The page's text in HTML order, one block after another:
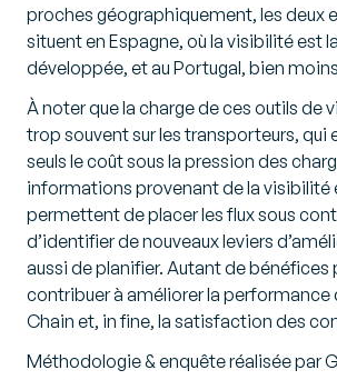
proches géographiquement, les deux
situent en Espagne, où la visibilité est
développée, et au Portugal, bien
À noter que la charge de ces outils de
trop souvent sur les transporteurs, qui
seuls le coût sous la pression des
informations provenant de la visibilité
permettent de placer les flux sous
d’identifier de nouveaux leviers
aussi de planifier. Autant de bénéfices
contribuer à améliorer la performance
Chain et, in fine, la satisfaction des
Méthodologie & enquête réalisée par